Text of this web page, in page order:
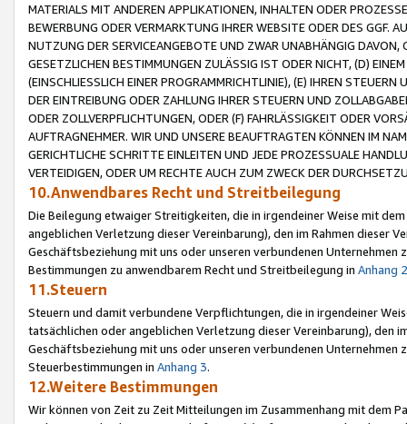
MATERIALS MIT ANDEREN APPLIKATIONEN, INHALTEN ODER
BEWERBUNG ODER VERMARKTUNG IHRER WEBSITE ODER DES GGF.
NUTZUNG DER SERVICEANGEBOTE UND ZWAR UNABHÄNGIG
GESETZLICHEN BESTIMMUNGEN ZULÄSSIG IST ODER NICHT, (D)
(EINSCHLIESSLICH EINER PROGRAMMRICHTLINIE), (E) IHREN
DER EINTREIBUNG ODER ZAHLUNG IHRER STEUERN UND
ODER ZOLLVERPFLICHTUNGEN, ODER (F) FAHRLÄSSIGKEIT ODER
AUFTRAGNEHMER. WIR UND UNSERE BEAUFTRAGTEN KÖNNEN IM
GERICHTLICHE SCHRITTE EINLEITEN UND JEDE PROZESSUALE
VERTEIDIGEN, ODER UM RECHTE AUCH ZUM ZWECK DER
10.Anwendbares Recht und Streitbeilegung
Die Beilegung etwaiger Streitigkeiten, die in irgendeiner Weise mit
angeblichen Verletzung dieser Vereinbarung), den im Rahmen dieser
Geschäftsbeziehung mit uns oder unseren verbundenen
Bestimmungen zu anwendbarem Recht und Streitbeilegung in Anhang 2
11.Steuern
Steuern und damit verbundene Verpflichtungen, die in irgendeiner
tatsächlichen oder angeblichen Verletzung dieser Vereinbarung), den
Geschäftsbeziehung mit uns oder unseren verbundenen
Steuerbestimmungen in Anhang 3.
12.Weitere Bestimmungen
Wir können von Zeit zu Zeit Mitteilungen im Zusammenhang mit dem